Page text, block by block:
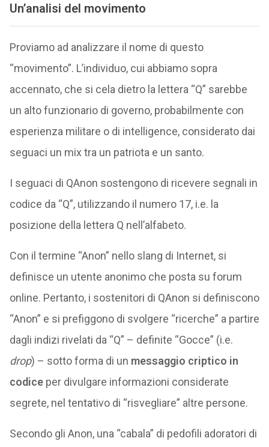
Un’analisi del movimento
Proviamo ad analizzare il nome di questo
“movimento”. L’individuo, cui abbiamo sopra
accennato, che si cela dietro la lettera “Q” sarebbe
un alto funzionario di governo, probabilmente con
esperienza militare o di intelligence, considerato dai
seguaci un mix tra un patriota e un santo.
I seguaci di QAnon sostengono di ricevere segnali in
codice da “Q”, utilizzando il numero 17, i.e. la
posizione della lettera Q nell’alfabeto.
Con il termine “Anon” nello slang di Internet, si
definisce un utente anonimo che posta su forum
online. Pertanto, i sostenitori di QAnon si definiscono
“Anon” e si prefiggono di svolgere “ricerche” a partire
dagli indizi rivelati da “Q” – definite “Gocce” (i.e.
drop) – sotto forma di un messaggio criptico in
codiceper divulgare informazioni considerate
segrete, nel tentativo di “risvegliare” altre persone.
Secondo gli Anon, una “cabala” di pedofili adoratori di